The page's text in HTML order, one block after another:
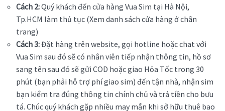
Cách 2:Quý khách đến cửa hàng Vua Sim tại Hà Nội,
Tp.HCM làm thủ tục (Xem danh sách cửa hàng ở chân
trang)
Cách 3:Đặt hàng trên website, gọi hotline hoặc chat với
Vua Sim sau đó sẽ có nhân viên tiếp nhận thông tin, hồ sơ
sang tên sau đó sẽ gửi COD hoặc giao Hỏa Tốc trong 30
phút (bạn phải hỗ trợ phí giao sim) đến tận nhà, nhận sim
bạn kiểm tra đúng thông tin chính chủ và trả tiền cho bưu
tá. Chúc quý khách gặp nhiều may mắn khi sở hữu thuê bao